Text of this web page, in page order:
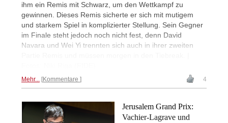
ihm ein Remis mit Schwarz, um den Wettkampf zu
gewinnen. Dieses Remis sicherte er sich mit mutigem
und starkem Spiel in komplizierter Stellung. Sein Gegner
im Finale steht jedoch noch nicht fest, denn David
Navara und Wei Yi trennten sich auch in ihrer zweiten
Mehr... Kommentare 4
Jerusalem Grand Prix:
Vachier-Lagrave und